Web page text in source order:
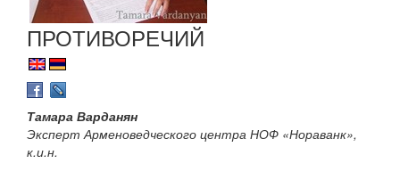
ПРОТИВОРЕЧИЙ
Тамара Варданян
Эксперт Арменоведческого центра НОФ «Нораванк»,
к.и.н.